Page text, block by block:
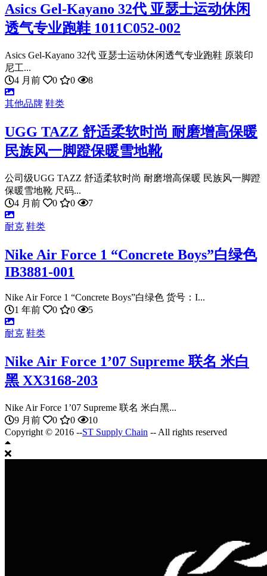
Asics Gel-Kayano 32代 亚瑟士运动休闲
透气专业跑鞋 1011C052-002
Asics Gel-Kayano 32代 亚瑟士运动休闲透气专业跑鞋 原装印
尼工...
4 月前
0 0 8
其他品牌 鞋类
UGG TAZZ 舒适柔软时尚 耐磨增高保暖
民族风一脚蹬保暖雪地靴
公司级UGG TAZZ 舒适柔软时尚 耐磨增高保暖 民族风一脚蹬
保暖雪地靴 尺码...
4 月前
0 0 7
耐克 鞋类
Nike Air Force 1 “Concrete Boys”白绿色
IB3881-001
Nike Air Force 1 “Concrete Boys”白绿色 货号：I...
1 年前
0 0 5
耐克 鞋类
Nike Air Force 1’07 Supreme 联名 米白
黑 XX3168-203
Nike Air Force 1’07 Supreme 联名 米白黑...
9 月前
0 0
10
Copyright © 2016 --ST Supply Chain -- All rights reserved